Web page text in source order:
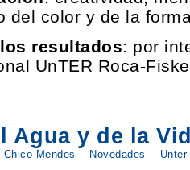
del color y de la
resultados: por
UnTER Roca-
Agua y de la
Mendes Novedades